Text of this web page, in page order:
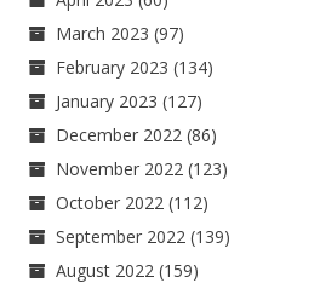
March 2023 (97)
February 2023 (134)
January 2023 (127)
December 2022 (86)
November 2022 (123)
October 2022 (112)
September 2022 (139)
August 2022 (159)